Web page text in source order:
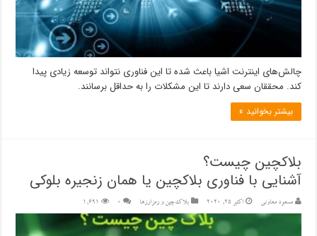
چالش‌های اینترنت اشیا باعث شده تا این فناوری نتواند توسعه زیادی پیدا
کند. محققان سعی دارند تا این مشکلات را به حداقل برسانند.
بیشتر بخوانید »
بلاک‎چین چیست؟
آشنایی با فناوری بلاکچین یا همان زنجیره بلوکی
مسعود معاونی اکتبر 25, 2020 بلاک‌چین و رمزارزها ۰ 1,691